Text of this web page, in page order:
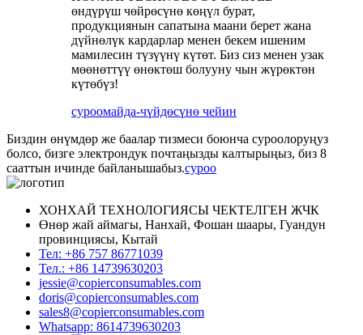
өндүрүш чөйрөсүнө көңүл бурат,
продукциянын сапатына маани берет жана
дүйнөлүк кардарлар менен бекем ишеним
мамилесин түзүүнү күтөт. Биз сиз менен узак
мөөнөттүү өнөктөш болууну чын жүрөктөн
күтөбүз!
суроомайда-чүйдөсүнө чейин
Биздин өнүмдөр же баалар тизмеси боюнча суроолоруңуз
болсо, бизге электрондук почтаңызды калтырыңыз, биз 8
сааттын ичинде байланышабыз.суроо
ХОНХАЙ ТЕХНОЛОГИЯСЫ ЧЕКТЕЛГЕН ЖЧК
Өнөр жай аймагы, Нанхай, Фошан шаары, Гуандун
провинциясы, Кытай
Тел: +86 757 86771039
Тел.: +86 14739630203
jessie@copierconsumables.com
doris@copierconsumables.com
sales8@copierconsumables.com
Whatsapp: 8614739630203